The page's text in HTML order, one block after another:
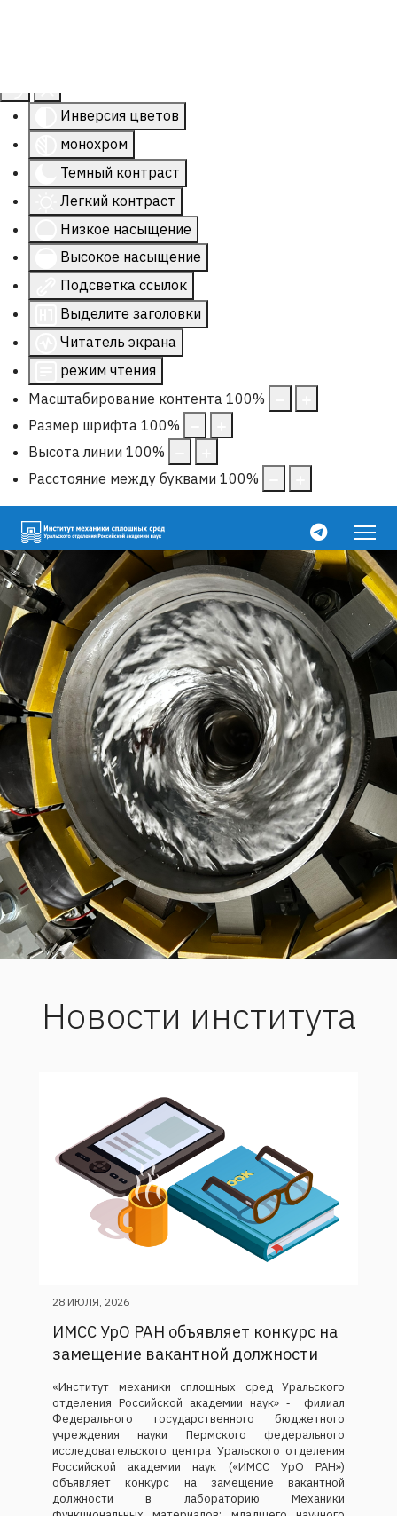
Инверсия цветов
монохром
Темный контраст
Легкий контраст
Низкое насыщение
Высокое насыщение
Подсветка ссылок
Выделите заголовки
Читатель экрана
режим чтения
Масштабирование контента
Размер шрифта 100%
Высота линии 100%
Расстояние между буквами
Новости института
ИМСС УрО РАН объявляет конкурс на
замещение вакантной должности
отделения Российской академии наук» ‑ филиал
Федерального государственного бюджетного
учреждения науки Пермского федерального
исследовательского центра Уральского отделения
Российской академии наук («ИМСС УрО РАН»)
объявляет конкурс на замещение вакантной
должности в лабораторию Механики
функциональных материалов: младшего научного
сотрудника: 1 ставка, по которой с победителями